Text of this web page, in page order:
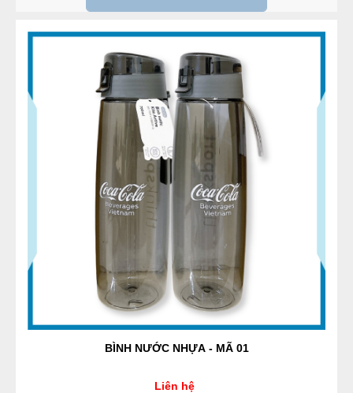
GIẤY IN NHIỆT K57x38 - GIẤY IN HÓA ĐƠN
Liên hệ